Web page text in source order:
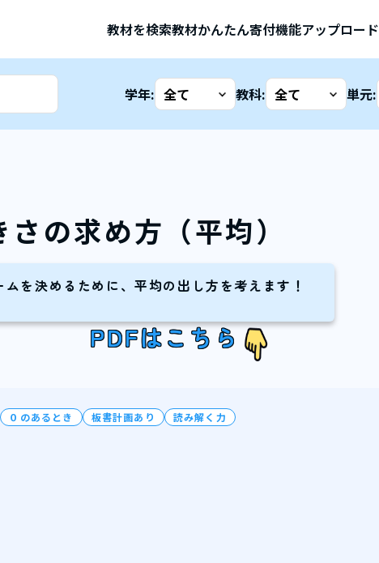
教材を検索教材かんたん寄付機能アップロード
学年: 教科: 単元:
の求め方（平均）
を決めるために、平均の出し方を考えます！
PDFはこちら
０のあるとき 板書計画あり 読み解く力